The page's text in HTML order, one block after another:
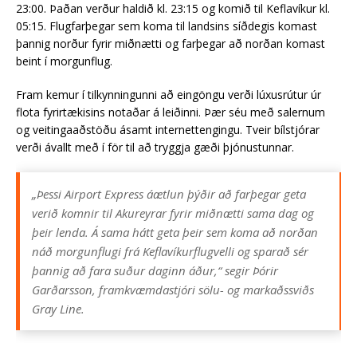
23:00. Þaðan verður haldið kl. 23:15 og komið til Keflavíkur kl.
05:15. Flugfarþegar sem koma til landsins síðdegis komast
þannig norður fyrir miðnætti og farþegar að norðan komast
beint í morgunflug.
Fram kemur í tilkynningunni að eingöngu verði lúxusrútur úr
flota fyrirtækisins notaðar á leiðinni. Þær séu með salernum
og veitingaaðstöðu ásamt internettengingu. Tveir bílstjórar
verði ávallt með í för til að tryggja gæði þjónustunnar.
„Þessi Airport Express áætlun þýðir að farþegar geta
verið komnir til Akureyrar fyrir miðnætti sama dag og
þeir lenda. Á sama hátt geta þeir sem koma að norðan
náð morgunflugi frá Keflavíkurflugvelli og sparað sér
þannig að fara suður daginn áður,“ segir Þórir
Garðarsson, framkvæmdastjóri sölu- og markaðssviðs
Gray Line.